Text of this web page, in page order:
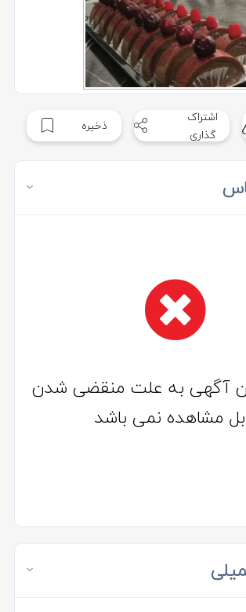
اشتراک
گذاری
ذخیره
آگهی به علت منقضی شدن
مشاهده نمی باشد